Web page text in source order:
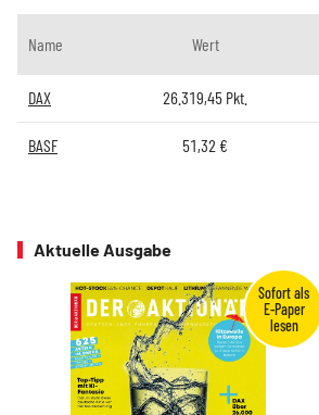
Name Wert
DAX 26.319,45 Pkt.
BASF 51,32 €
Aktuelle Ausgabe